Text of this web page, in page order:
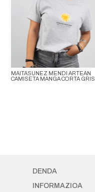
MAITASUNEZ MENDI ARTEAN
CAMISETA MANGA CORTA GRIS
DENDA
INFORMAZIOA